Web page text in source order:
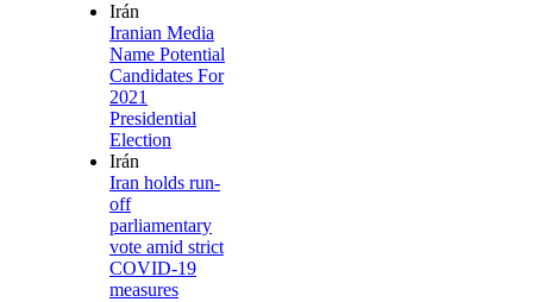
Irán
Iranian Media
Name Potential
Candidates For
2021
Presidential
Election
Irán
Iran holds run-
off
parliamentary
vote amid strict
COVID-19
measures